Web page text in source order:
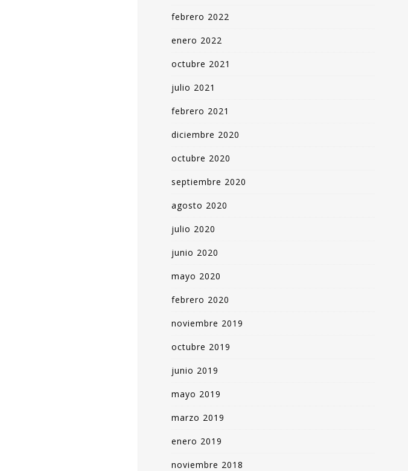
febrero 2022
enero 2022
octubre 2021
julio 2021
febrero 2021
diciembre 2020
octubre 2020
septiembre 2020
agosto 2020
julio 2020
junio 2020
mayo 2020
febrero 2020
noviembre 2019
octubre 2019
junio 2019
mayo 2019
marzo 2019
enero 2019
noviembre 2018